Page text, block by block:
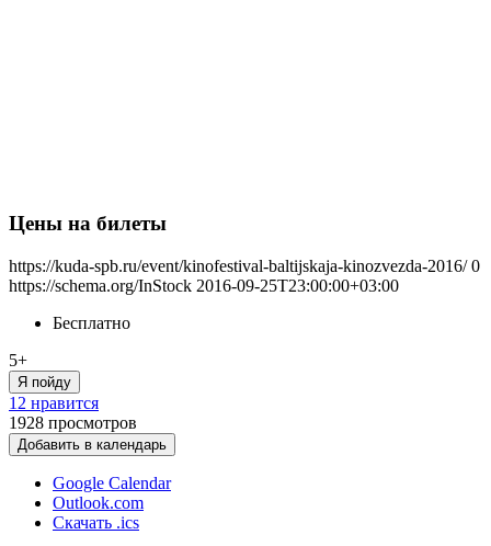
Цены на билеты
https://kuda-spb.ru/event/kinofestival-baltijskaja-kinozvezda-2016/ 0
https://schema.org/InStock 2016-09-25T23:00:00+03:00
Бесплатно
5+
Я пойду
12 нравится
1928 просмотров
Добавить в календарь
Google Calendar
Outlook.com
Скачать .ics